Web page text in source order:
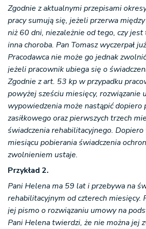
Zgodnie z aktualnymi przepisami
pracy sumują się, jeżeli przerwa
niż 60 dni, niezależnie od tego, czy jest
inna choroba. Pan Tomasz wyczerpał
Pracodawca nie może go jednak
jeżeli pracownik ubiega się o
Zgodnie z art. 53 kp w przypadku
powyżej sześciu miesięcy, rozwiązanie
wypowiedzenia może nastąpić dopiero
zasiłkowego oraz pierwszych trzech
świadczenia rehabilitacyjnego.
miesiącu pobierania świadczenia
zwolnieniem ustaje.
Przykład 2.
Pani Helena ma 59 lat i przebywa na
rehabilitacyjnym od czterech miesięcy.
jej pismo o rozwiązaniu umowy na
Pani Helena twierdzi, że nie można jej